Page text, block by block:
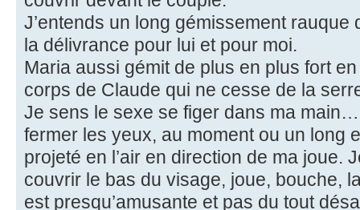
J’entends un long gémissement
la délivrance pour lui et pour moi.
Maria aussi gémit de plus en plus fort
corps de Claude qui ne cesse de la
Je sens le sexe se figer dans ma main…
fermer les yeux, au moment ou un long
projeté en l’air en direction de ma joue.
couvrir le bas du visage, joue, bouche,
est presqu’amusante et pas du tout